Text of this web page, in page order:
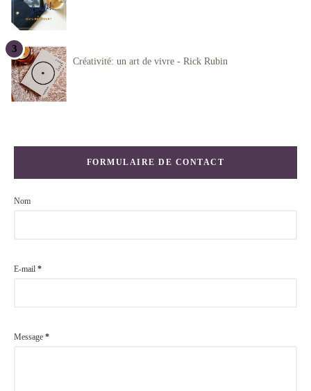
Créativité: un art de vivre - Rick Rubin
FORMULAIRE DE CONTACT
Nom
E-mail *
Message *